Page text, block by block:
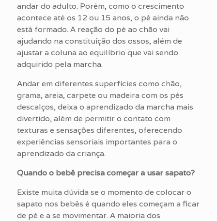
andar do adulto. Porém, como o crescimento
acontece até os 12 ou 15 anos, o pé ainda não
está formado. A reação do pé ao chão vai
ajudando na constituição dos ossos, além de
ajustar a coluna ao equilíbrio que vai sendo
adquirido pela marcha.
Andar em diferentes superfícies como chão,
grama, areia, carpete ou madeira com os pés
descalços, deixa o aprendizado da marcha mais
divertido, além de permitir o contato com
texturas e sensações diferentes, oferecendo
experiências sensoriais importantes para o
aprendizado da criança.
Quando o bebê precisa começar a usar sapato?
Existe muita dúvida se o momento de colocar o
sapato nos bebês é quando eles começam a ficar
de pé e a se movimentar. A maioria dos